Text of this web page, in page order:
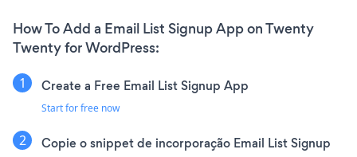
How To Add a Email List Signup App on Twenty
Twenty for WordPress:
Create a Free Email List Signup App
Start for free now
Copie o snippet de incorporação Email List Signup